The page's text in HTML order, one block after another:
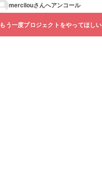
mercilouさんへアンコール
もう一度プロジェクトをやってほしい